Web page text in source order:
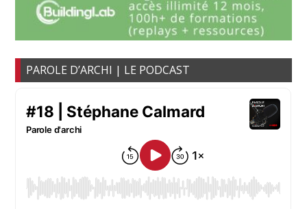
PAROLE D’ARCHI | LE PODCAST